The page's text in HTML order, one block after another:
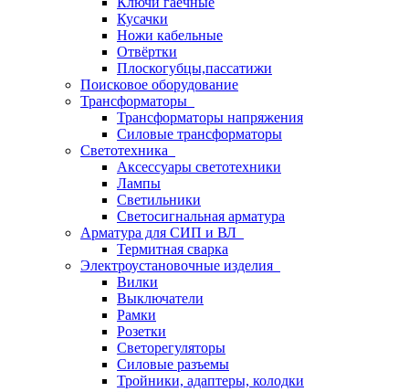
Кусачки
Ножи кабельные
Отвёртки
Плоскогубцы,пассатижи
Поисковое оборудование
Трансформаторы
Трансформаторы напряжения
Силовые трансформаторы
Светотехника
Аксессуары светотехники
Лампы
Светильники
Светосигнальная арматура
Арматура для СИП и ВЛ
Термитная сварка
Электроустановочные изделия
Вилки
Выключатели
Рамки
Розетки
Светорегуляторы
Силовые разъемы
Тройники, адаптеры, колодки